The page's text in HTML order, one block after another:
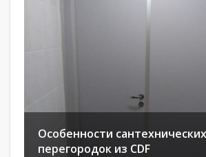
Особенности сантехнических
перегородок из CDF